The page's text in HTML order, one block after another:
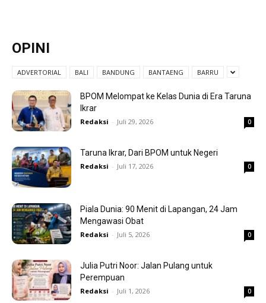
OPINI
ADVERTORIAL BALI BANDUNG BANTAENG BARRU
BPOM Melompat ke Kelas Dunia di Era Taruna
Ikrar
Redaksi - Juli 29, 2026 0
Taruna Ikrar, Dari BPOM untuk Negeri
Redaksi - Juli 17, 2026 0
Piala Dunia: 90 Menit di Lapangan, 24 Jam
Mengawasi Obat
Redaksi - Juli 5, 2026 0
Julia Putri Noor: Jalan Pulang untuk
Perempuan
Redaksi - Juli 1, 2026 0